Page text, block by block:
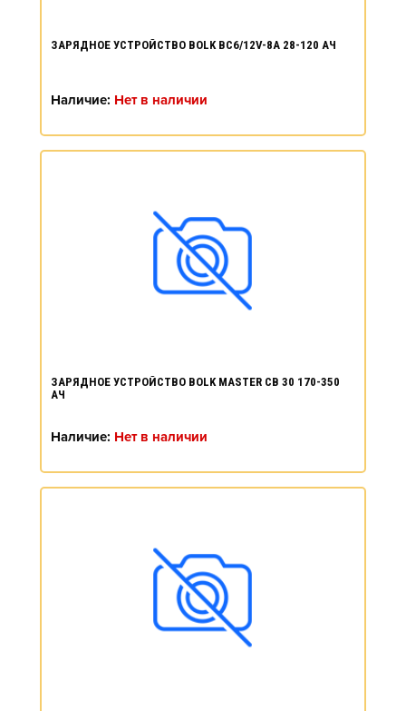
ЗАРЯДНОЕ УСТРОЙСТВО BOLK BC6/12V-8A 28-120 АЧ
Наличие: Нет в наличии
ЗАРЯДНОЕ УСТРОЙСТВО BOLK MASTER CB 30 170-350
АЧ
Наличие: Нет в наличии